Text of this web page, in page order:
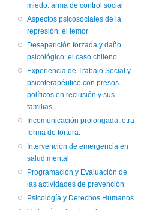
miedo: arma de control social
Aspectos psicosociales de la
represión: el temor
Desaparición forzada y daño
psicológico: el caso chileno
Experiencia de Trabajo Social y
psicoterapéutico con presos
políticos en reclusión y sus
familias
Incomunicación prolongada: otra
forma de tortura.
Intervención de emergencia en
salud mental
Programación y Evaluación de
las actividades de prevención
Psicología y Derechos Humanos